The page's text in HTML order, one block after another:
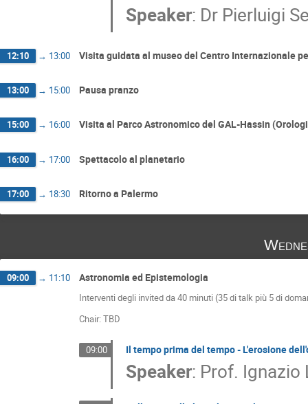
Speaker: Dr Pierluigi
12:10 → 13:00 Visita guidata al museo del Centro Internazionale
13:00 → 15:00 Pausa pranzo
15:00 → 16:00 Visita al Parco Astronomico del GAL-Hassin
16:00 → 17:00 Spettacolo al planetario
17:00 → 18:30 Ritorno a Palermo
09:00 → 11:10 Astronomia ed Epistemologia
Interventi degli invited da 40 minuti (35 di talk più 5 di
Chair: TBD
09:00 Il tempo prima del tempo - L'erosione
Speaker: Prof. Ignazio